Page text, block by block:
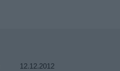
12.12.2012